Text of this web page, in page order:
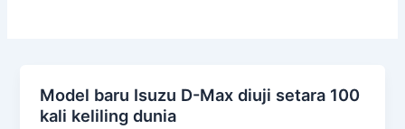
Model baru Isuzu D-Max diuji setara 100
kali keliling dunia
Model
baru